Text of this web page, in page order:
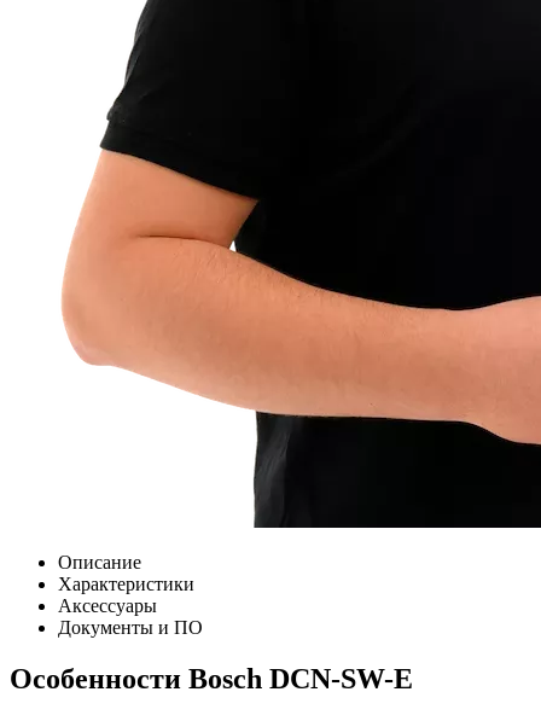
Описание
Характеристики
Аксессуары
Документы и ПО
Особенности Bosch DCN-SW-E